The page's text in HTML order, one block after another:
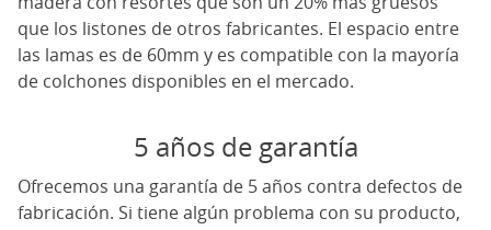
que los listones de otros fabricantes. El espacio entre
las lamas es de 60mm y es compatible con la mayoría
de colchones disponibles en el mercado.
5 años de garantía
Ofrecemos una garantía de 5 años contra defectos de
fabricación. Si tiene algún problema con su producto,